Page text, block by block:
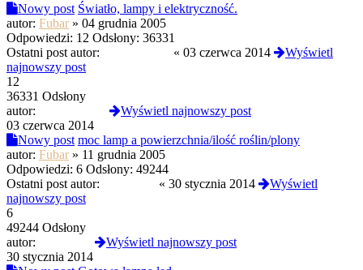
Nowy post Światło, lampy i elektryczność.
autor: Fubar » 04 grudnia 2005
Odpowiedzi: 12 Odsłony: 36331
Ostatni post autor:
« 03 czerwca 2014
Wyświetl
najnowszy post
12
36331 Odsłony
autor:
Wyświetl najnowszy post
03 czerwca 2014
Nowy post moc lamp a powierzchnia/ilość roślin/plony
autor: Fubar » 11 grudnia 2005
Odpowiedzi: 6 Odsłony: 49244
Ostatni post autor:
« 30 stycznia 2014
Wyświetl
najnowszy post
6
49244 Odsłony
autor:
Wyświetl najnowszy post
30 stycznia 2014